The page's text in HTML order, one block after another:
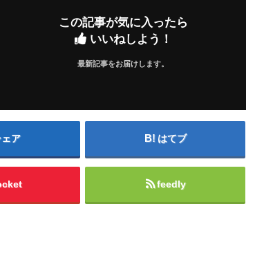
この記事が気に入ったら
いいねしよう！
最新記事をお届けします。
ア はてブ
feedly